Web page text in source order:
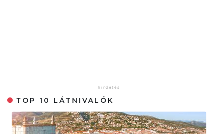
TOP 10 LÁTNIVALÓK